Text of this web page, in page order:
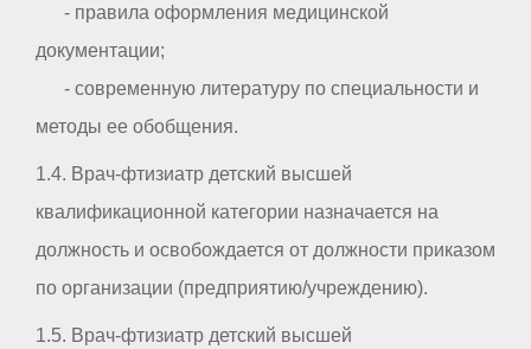
- правила оформления медицинской
документации;
- современную литературу по специальности и
методы ее обобщения.
1.4. Врач-фтизиатр детский высшей
квалификационной категории назначается на
должность и освобождается от должности приказом
по организации (предприятию/учреждению).
1.5. Врач-фтизиатр детский высшей